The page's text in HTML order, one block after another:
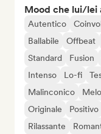
Mood che lui/lei
Autentico
Ballabile
Offbeat
Standard
Fusion
Intenso
Lo-fi
Malinconico
Originale
Positivo
Rilassante